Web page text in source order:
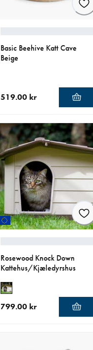
Basic Beehive Katt Cave
Beige
519.00 kr
Rosewood Knock Down
Kattehus/Kjæledyrshus
799.00 kr